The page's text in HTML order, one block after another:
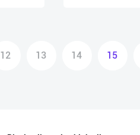
12 13 14 15